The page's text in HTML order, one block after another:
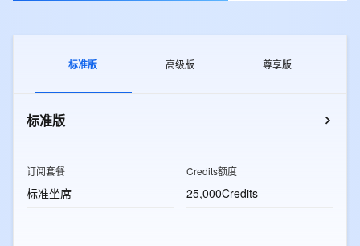
标准版 高级版 尊享版
标准版
订阅套餐
标准坐席
Credits额度
25,000Credits